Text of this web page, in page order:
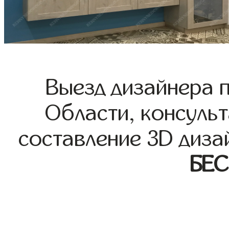
Выезд дизайнера
Области,
составление 3D